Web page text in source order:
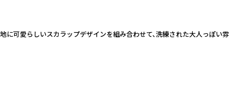
愛らしいスカラップデザインを組み合わせて、洗練された大人